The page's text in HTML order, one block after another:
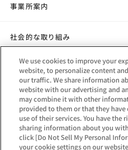
事業所案内
社会的な取り組み
採用情報
グループ会社
We use cookies to improve your
website, to personalize content
our traffic. We share information
website with our advertising and
may combine it with other
provided to them or that they
use of their services. You have
sharing information about you
click [Do Not Sell My Personal
your cookie settings on our